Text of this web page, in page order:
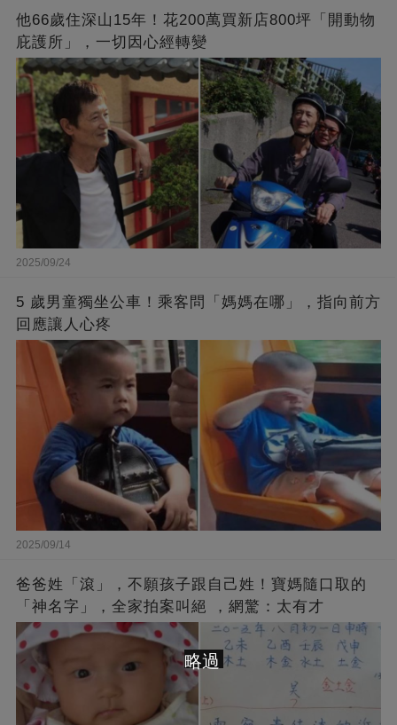
他66歲住深山15年！花200萬買新店800坪「開動物
庇護所」，一切因心經轉變
2025/09/24
5 歲男童獨坐公車！乘客問「媽媽在哪」，指向前方
回應讓人心疼
2025/09/14
爸爸姓「滾」，不願孩子跟自己姓！寶媽隨口取的
「神名字」，全家拍案叫絕 ，網驚：太有才
略過